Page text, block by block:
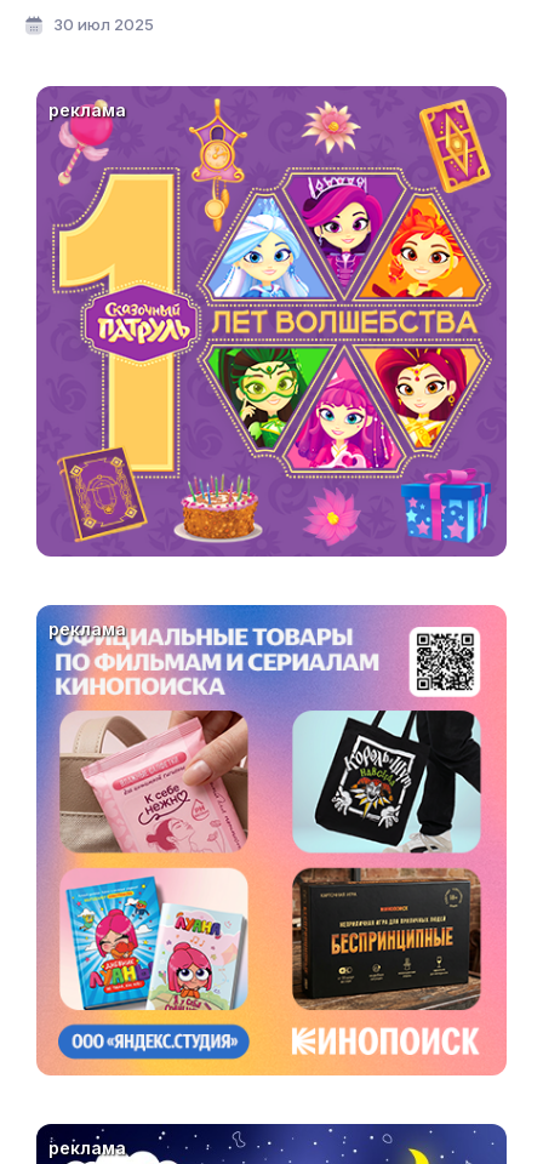
мультфильмов»
30 июл 2025
реклама
реклама
реклама